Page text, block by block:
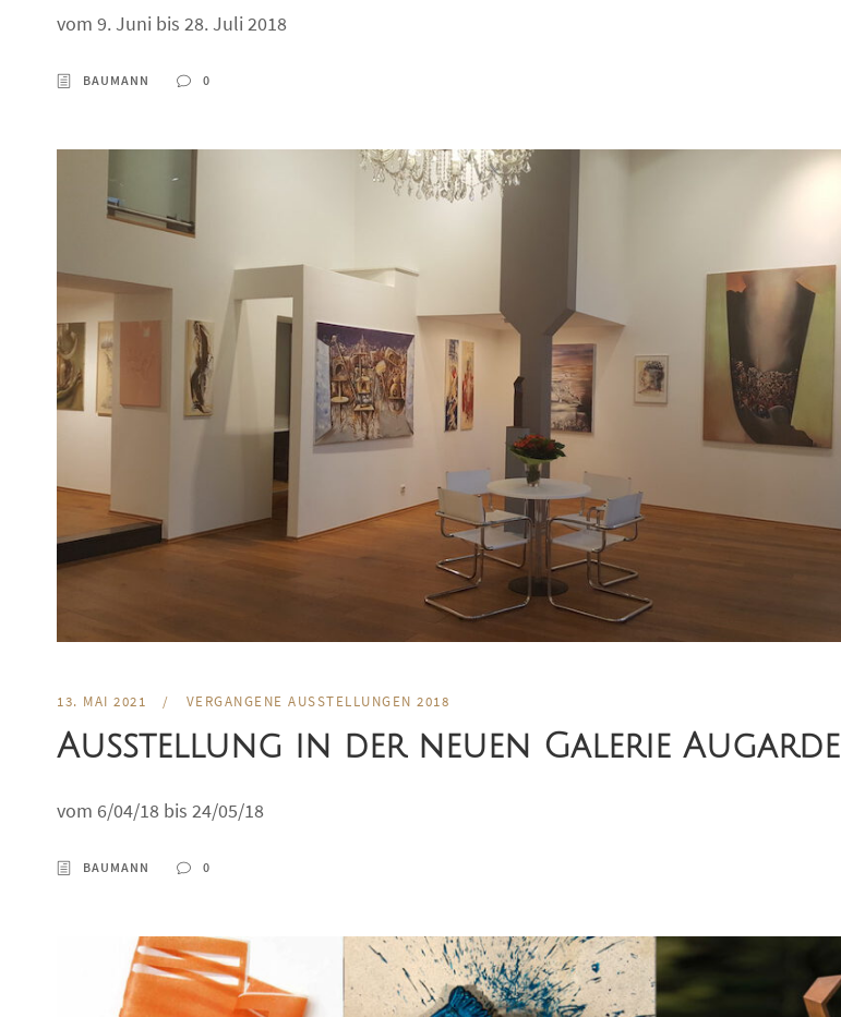
vom 9. Juni bis 28. Juli 2018
BAUMANN 0
13. MAI 2021 / VERGANGENE AUSSTELLUNGEN 2018
Ausstellung in der neuen Galerie Augarde
vom 6/04/18 bis 24/05/18
BAUMANN 0